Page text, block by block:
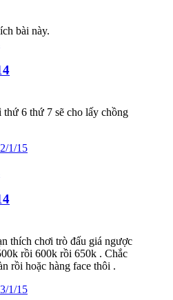
bài này.
6 thứ 7 sẽ cho lấy chồng
1/15
thích chơi trò đấu giá ngược
rồi 600k rồi 650k . Chắc
rồi hoặc hàng face thôi .
1/15